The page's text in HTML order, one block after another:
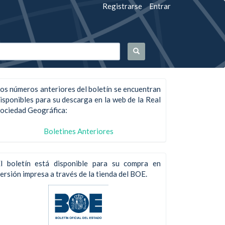
Registrarse Entrar
números anteriores del boletín se encuentran
para su descarga en la web de la Real
Geográfica:
Boletines Anteriores
boletín está disponible para su compra en
impresa a través de la tienda del BOE.